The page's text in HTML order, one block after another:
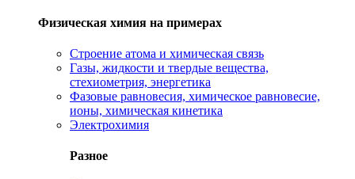
Физическая химия на примерах
Cтроение атома и химическая связь
Газы, жидкости и твердые вещества,
стехиометрия, энергетика
Фазовые равновесия, химическое равновесие,
ионы, химическая кинетика
Электрохимия
Разное